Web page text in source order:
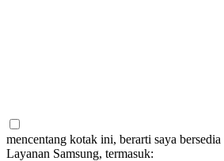
mencentang kotak ini, berarti saya
Layanan Samsung, termasuk: